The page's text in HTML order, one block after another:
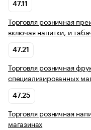
47.11
Торговля розничная
включая напитки, и
47.21
Торговля розничная
специализированных
47.25
Торговля розничная
магазинах